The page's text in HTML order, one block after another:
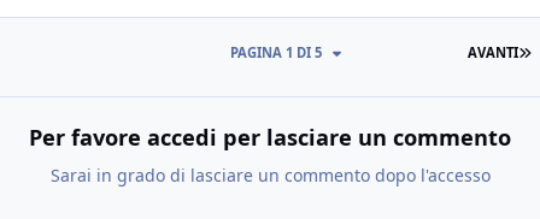
AVANTI
PAGINA 1 DI 5
Per favore accedi per lasciare un commento
Sarai in grado di lasciare un commento dopo l'accesso